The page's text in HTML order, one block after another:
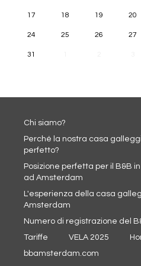
17 18 19 20
24 25 26 27
31
Chi siamo?
Perché la nostra casa
perfetto?
Posizione perfetta per il B&B
ad Amsterdam
L'esperienza della casa
Amsterdam
Numero di registrazione del
Tariffe
VELA 2025
bbamsterdam.com